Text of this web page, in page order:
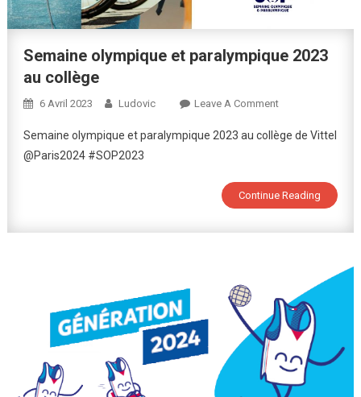
Semaine olympique et paralympique 2023
au collège
6 Avril 2023 Ludovic Leave A CommentOn
Olympique
2023
Semaine olympique et paralympique 2023 au collège de Vittel
@Paris2024 #SOP2023
Continue Reading